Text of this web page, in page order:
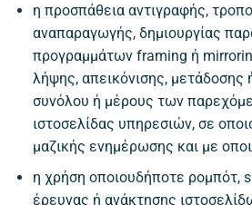
η προσπάθεια αντιγραφής,
αναπαραγωγής, δημιουργίας
προγραμμάτων framing ή
λήψης, απεικόνισης, μετάδοσης
συνόλου ή μέρους των
ιστοσελίδας υπηρεσιών, σε
μαζικής ενημέρωσης και με
η χρήση οποιουδήποτε ρομπότ,
έρευνας ή ανάκτησης